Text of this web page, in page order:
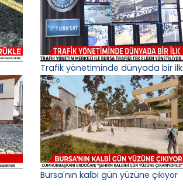
Trafik yönetiminde dünyada bir ilk
Bursa'nın kalbi gün yüzüne çıkıyor